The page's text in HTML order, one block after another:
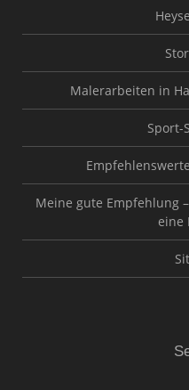
Malerarbeiten in
Sport-
Meine gute Empfehlung
eine